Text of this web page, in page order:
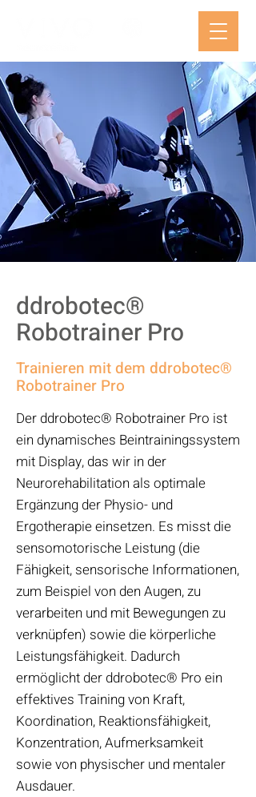
ddrobotec®
Robotrainer Pro
Trainieren mit dem ddrobotec®
Robotrainer Pro
Der ddrobotec® Robotrainer Pro ist
ein dynamisches Beintrainingssystem
mit Display, das wir in der
Neurorehabilitation als optimale
Ergänzung der Physio- und
Ergotherapie einsetzen. Es misst die
sensomotorische Leistung (die
Fähigkeit, sensorische Informationen,
zum Beispiel von den Augen, zu
verarbeiten und mit Bewegungen zu
verknüpfen) sowie die körperliche
Leistungsfähigkeit. Dadurch
ermöglicht der ddrobotec® Pro ein
effektives Training von Kraft,
Koordination, Reaktionsfähigkeit,
Konzentration, Aufmerksamkeit
sowie von physischer und mentaler
Ausdauer.